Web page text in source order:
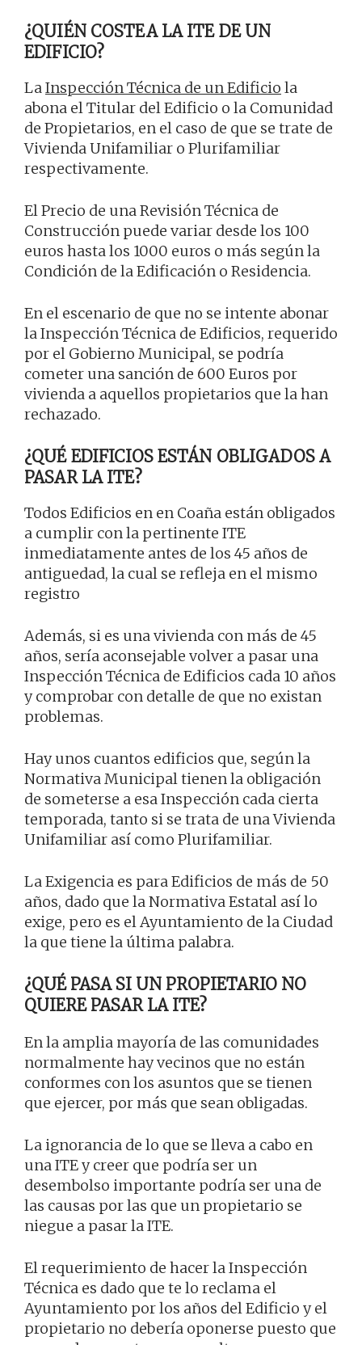
¿QUIÉN COSTEA LA ITE DE UN
EDIFICIO?
LaInspección Técnica de un Edificio la
abona el Titular del Edificio o la Comunidad
de Propietarios, en el caso de que se trate de
Vivienda Unifamiliar o Plurifamiliar
respectivamente.
El Precio de una Revisión Técnica de
Construcción puede variar desde los 100
euros hasta los 1000 euros o más según la
Condición de la Edificación o Residencia.
En el escenario de que no se intente abonar
la Inspección Técnica de Edificios, requerido
por el Gobierno Municipal, se podría
cometer una sanción de 600 Euros por
vivienda a aquellos propietarios que la han
rechazado.
¿QUÉ EDIFICIOS ESTÁN OBLIGADOS A
PASAR LA ITE?
Todos Edificios en en Coaña están obligados
a cumplir con la pertinente ITE
inmediatamente antes de los 45 años de
antiguedad, la cual se refleja en el mismo
registro
Además, si es una vivienda con más de 45
años, sería aconsejable volver a pasar una
Inspección Técnica de Edificios cada 10 años
y comprobar con detalle de que no existan
problemas.
Hay unos cuantos edificios que, según la
Normativa Municipal tienen la obligación
de someterse a esa Inspección cada cierta
temporada, tanto si se trata de una Vivienda
Unifamiliar así como Plurifamiliar.
La Exigencia es para Edificios de más de 50
años, dado que la Normativa Estatal así lo
exige, pero es el Ayuntamiento de la Ciudad
la que tiene la última palabra.
¿QUÉ PASA SI UN PROPIETARIO NO
QUIERE PASAR LA ITE?
En la amplia mayoría de las comunidades
normalmente hay vecinos que no están
conformes con los asuntos que se tienen
que ejercer, por más que sean obligadas.
La ignorancia de lo que se lleva a cabo en
una ITE y creer que podría ser un
desembolso importante podría ser una de
las causas por las que un propietario se
niegue a pasar la ITE.
El requerimiento de hacer la Inspección
Técnica es dado que te lo reclama el
Ayuntamiento por los años del Edificio y el
propietario no debería oponerse puesto que